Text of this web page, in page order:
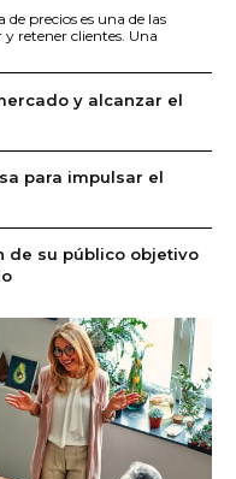
precios es una de las
retener clientes. Una
y alcanzar el
para impulsar el
de su público objetivo